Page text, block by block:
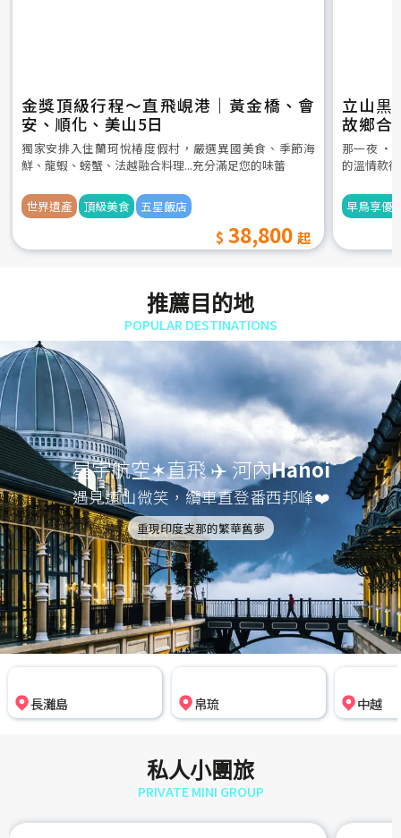
金獎頂級行程～直飛峴港｜黃金橋、會
安、順化、美山5日
獨家安排入住蘭珂悅椿度假村，嚴選異國美食、季節海
鮮、龍蝦、螃蟹、法越融合料理...充分滿足您的味蕾
世界遺產 頂級美食 五星飯店
38,800
立山黒
故鄉合
5日
那一夜 ‧
的溫情款
早鳥享優
推薦目的地
POPULAR DESTINATIONS
星宇航空✶直飛 ✈️ 河內Hanoi
遇見遠山微笑，纜車直登番西邦峰❤️
重現印度支那的繁華舊夢
帛琉
中越